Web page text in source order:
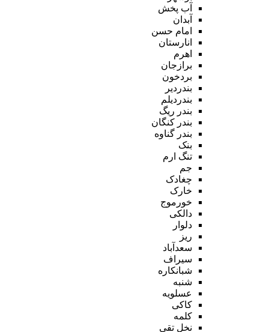
آب پخش
آبدان
امام حسن
انارستان
اهرم
برازجان
بردخون
بندردیر
بندردیلم
بندر ریگ
بندر کنگان
بندر گناوه
بنک
تنگ ارم
جم
چغادک
خارک
خورموج
دالکی
دلوار
ریز
سعدآباد
سیراف
شبانکاره
شنبه
عسلویه
کاکی
کلمه
نخل تقی